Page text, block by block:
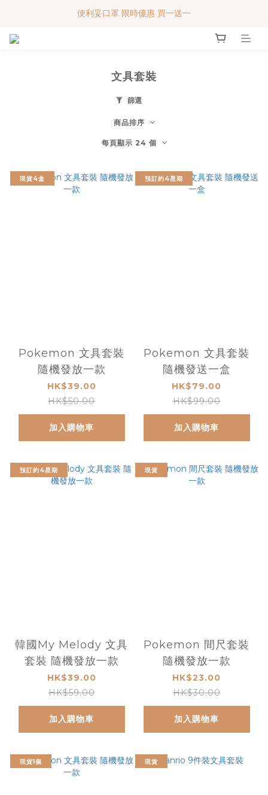
便利妥口罩 限時優惠 買一送一
便利妥口罩 限時優惠 買一送一
文具套裝
篩選
商品排序
每頁顯示 24 個
現貨4盒
Pokemon 文具套裝
隨機發放一款
HK$39.00
HK$50.00
加入購物車
預訂約4星期
Pokemon 文具套裝
隨機發送一盒
HK$79.00
HK$99.00
加入購物車
預訂約4星期
韓國My Melody 文具
套裝 隨機發放一款
HK$39.00
HK$59.00
加入購物車
現貨
Pokemon 間尺套裝
隨機發放一款
HK$23.00
HK$30.00
加入購物車
現貨1個 現貨